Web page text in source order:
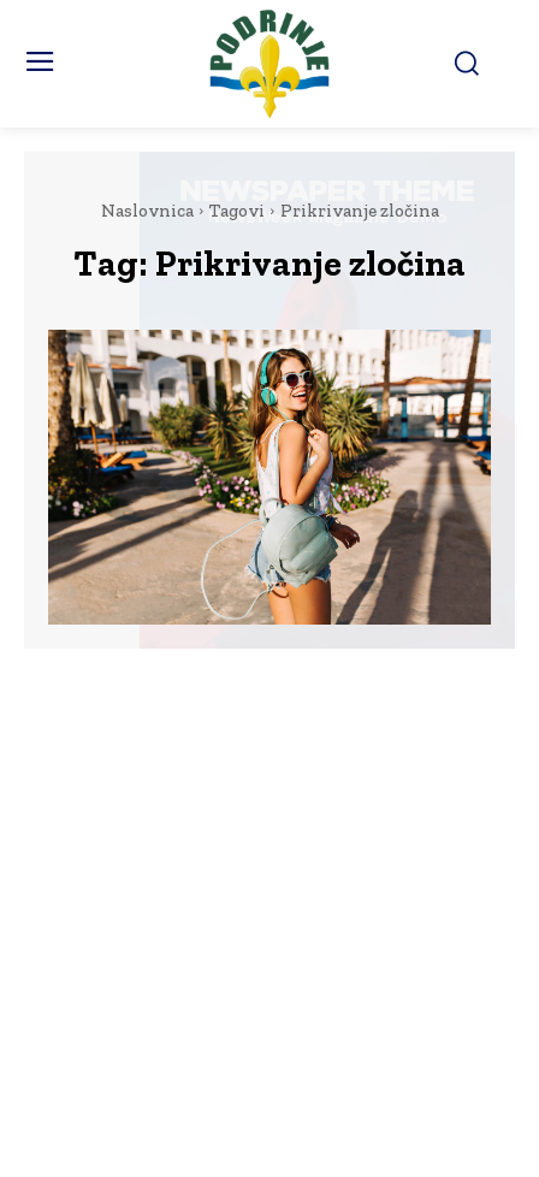
Naslovnica Tagovi Prikrivanje zločina
Tag: Prikrivanje zločina